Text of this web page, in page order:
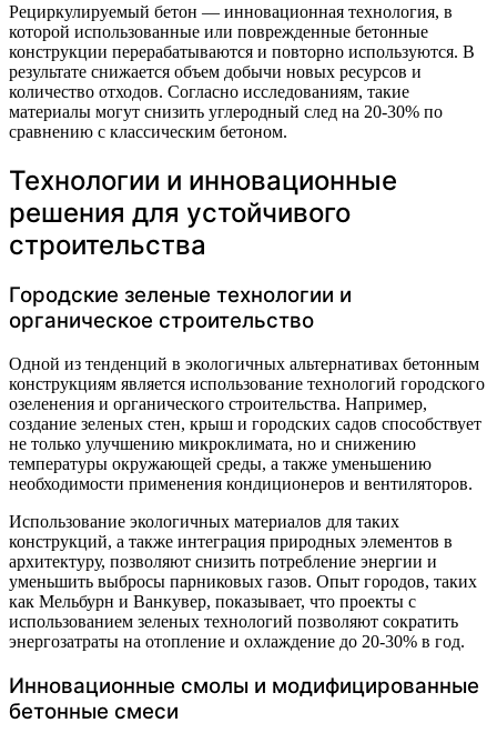
Рециркулируемый бетон — инновационная технология, в
которой использованные или поврежденные бетонные
конструкции перерабатываются и повторно используются. В
результате снижается объем добычи новых ресурсов и
количество отходов. Согласно исследованиям, такие
материалы могут снизить углеродный след на 20-30% по
сравнению с классическим бетоном.
Технологии и инновационные
решения для устойчивого
строительства
Городские зеленые технологии и
органическое строительство
Одной из тенденций в экологичных альтернативах бетонным
конструкциям является использование технологий городского
озеленения и органического строительства. Например,
создание зеленых стен, крыш и городских садов способствует
не только улучшению микроклимата, но и снижению
температуры окружающей среды, а также уменьшению
необходимости применения кондиционеров и вентиляторов.
Использование экологичных материалов для таких
конструкций, а также интеграция природных элементов в
архитектуру, позволяют снизить потребление энергии и
уменьшить выбросы парниковых газов. Опыт городов, таких
как Мельбурн и Ванкувер, показывает, что проекты с
использованием зеленых технологий позволяют сократить
энергозатраты на отопление и охлаждение до 20-30% в год.
Инновационные смолы и модифицированные
бетонные смеси